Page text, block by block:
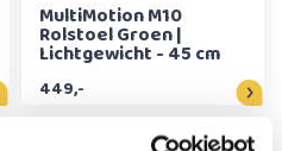
MultiMotion M10
Rolstoel Groen |
Lichtgewicht - 45 cm
449,-